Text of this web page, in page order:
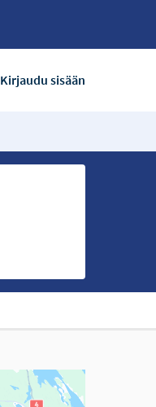
Kirjaudu sisään